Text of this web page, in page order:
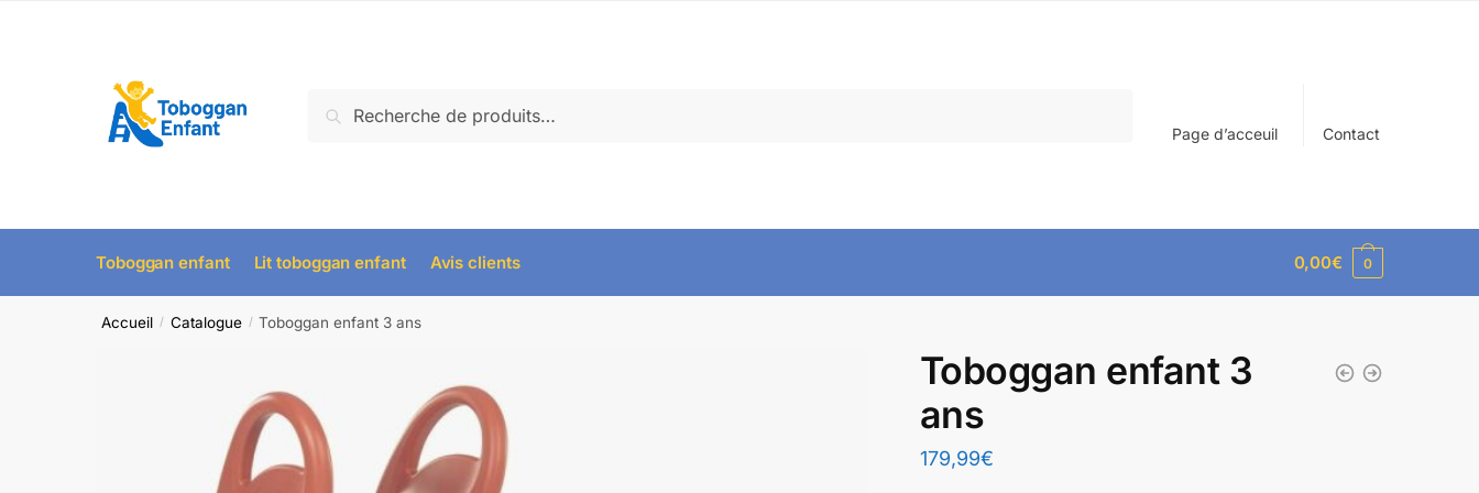
pour :
Page d’acceuil Contact
Toboggan enfant Lit toboggan enfant Avis clients 0,00€ 0
Accueil / Catalogue / Toboggan enfant 3 ans
Toboggan enfant 3
ans
179,99€